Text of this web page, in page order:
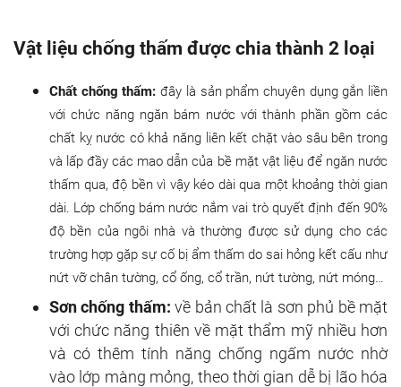
Vật liệu chống thấm được chia thành 2 loại
Chất chống thấm: đây là sản phẩm chuyên dụng gắn liền
với chức năng ngăn bám nước với thành phần gồm các
chất kỵ nước có khả năng liên kết chặt vào sâu bên trong
và lấp đầy các mao dẫn của bề mặt vật liệu để ngăn nước
thấm qua, độ bền vì vậy kéo dài qua một khoảng thời gian
dài. Lớp chống bám nước nắm vai trò quyết định đến 90%
độ bền của ngôi nhà và thường được sử dụng cho các
trường hợp gặp sự cố bị ẩm thấm do sai hỏng kết cấu như
nứt vỡ chân tường, cổ ống, cổ trần, nứt tường, nứt móng…
Sơn chống thấm: về bản chất là sơn phủ bề mặt
với chức năng thiên về mặt thẩm mỹ nhiều hơn
và có thêm tính năng chống ngấm nước nhờ
vào lớp màng mỏng, theo thời gian dễ bị lão hóa